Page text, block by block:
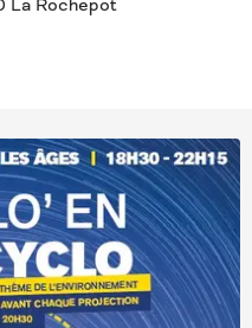
La Rochepot